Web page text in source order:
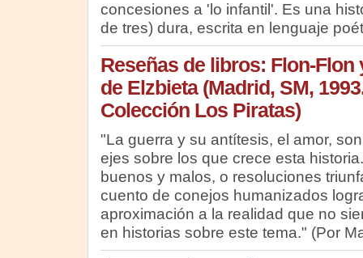
concesiones a 'lo infantil'. Es una
de tres) dura, escrita en lenguaje
Reseñas de libros: Flon-Flon
de Elzbieta (Madrid, SM,
Colección Los Piratas)
"La guerra y su antítesis, el amor,
ejes sobre los que crece esta
buenos y malos, o resoluciones
cuento de conejos humanizados
aproximación a la realidad que no
en historias sobre este tema." (Por